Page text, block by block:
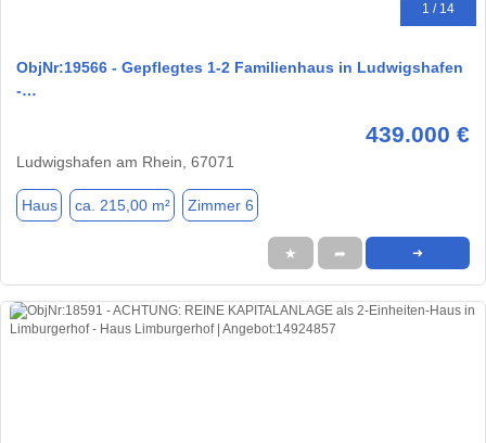
1 / 14
ObjNr:19566 - Gepflegtes 1-2 Familienhaus in Ludwigshafen
-…
439.000 €
Ludwigshafen am Rhein, 67071
Haus ca. 215,00 m² Zimmer 6
★ ➦ ➜